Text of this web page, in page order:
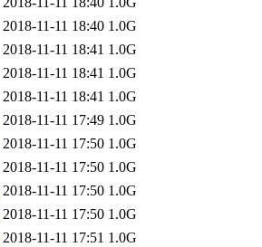
2018-11-11 18:40 1.0G
2018-11-11 18:41 1.0G
2018-11-11 18:41 1.0G
2018-11-11 18:41 1.0G
2018-11-11 17:49 1.0G
2018-11-11 17:50 1.0G
2018-11-11 17:50 1.0G
2018-11-11 17:50 1.0G
2018-11-11 17:50 1.0G
2018-11-11 17:51 1.0G